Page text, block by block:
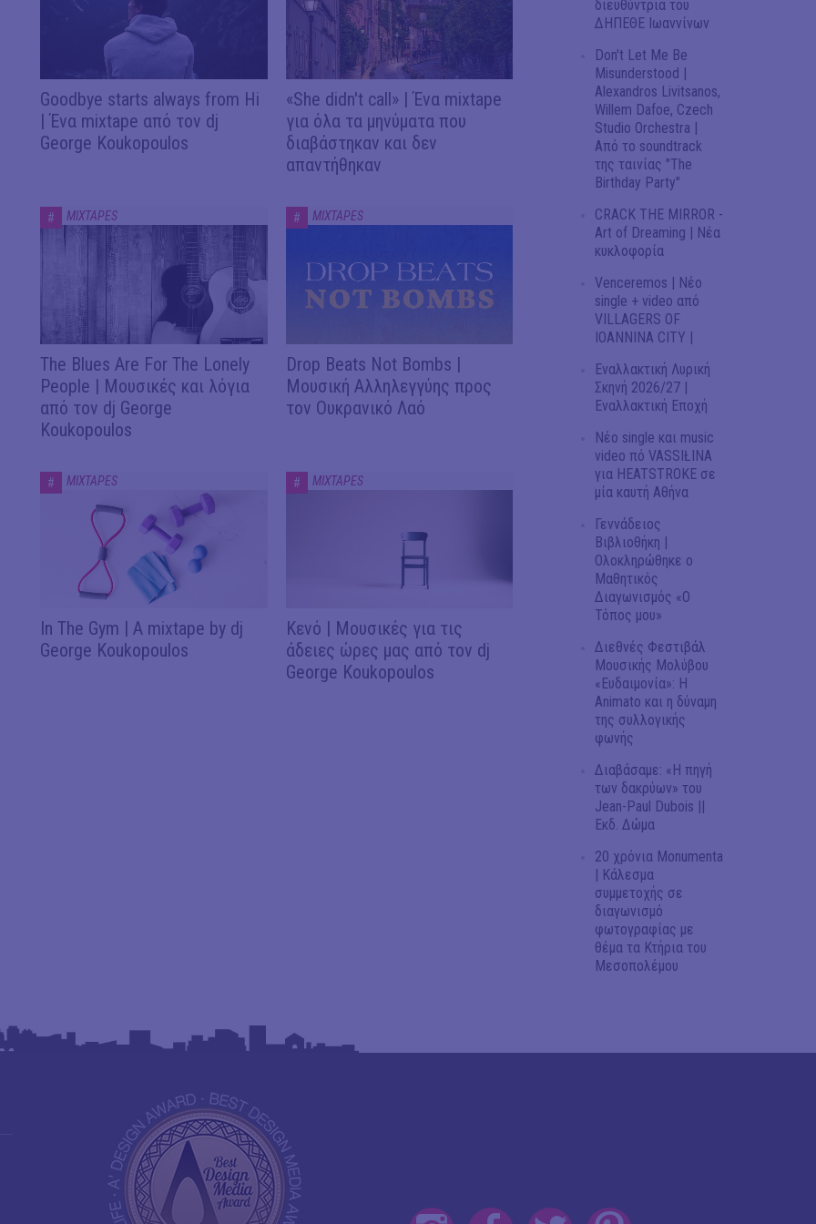
Goodbye starts always from Hi
| Ένα mixtape από τον dj
George Koukopoulos
«She didn't call» | Ένα mixtape
για όλα τα μηνύματα που
διαβάστηκαν και δεν
απαντήθηκαν
# MIXTAPES
The Blues Are For The Lonely
People | Μουσικές και λόγια
από τον dj George
Koukopoulos
# MIXTAPES
Drop Beats Not Bombs |
Μουσική Αλληλεγγύης προς
τον Ουκρανικό Λαό
# MIXTAPES
In The Gym | A mixtape by dj
George Koukopoulos
# MIXTAPES
Κενό | Μουσικές για τις
άδειες ώρες μας από τον dj
George Koukopoulos
διευθύντρια του
ΔΗΠΕΘΕ Ιωαννίνων
Don't Let Me Be
Misunderstood |
Alexandros Livitsanos,
Willem Dafoe, Czech
Studio Orchestra |
Από το soundtrack
της ταινίας "The
Birthday Party"
CRACK THE MIRROR -
Art of Dreaming | Νέα
κυκλοφορία
Venceremos | Νέο
single + video από
VILLAGERS OF
IOANNINA CITY |
Εναλλακτική Λυρική
Σκηνή 2026/27 |
Εναλλακτική Εποχή
Νέο single και music
video πό VASSIŁINA
για HEATSTROKE σε
μία καυτή Αθήνα
Γεννάδειος
Βιβλιοθήκη |
Ολοκληρώθηκε ο
Μαθητικός
Διαγωνισμός «Ο
Τόπος μου»
Διεθνές Φεστιβάλ
Μουσικής Μολύβου
«Ευδαιμονία»: Η
Animato και η δύναμη
της συλλογικής
φωνής
Διαβάσαμε: «Η πηγή
των δακρύων» του
Jean-Paul Dubois ||
Εκδ. Δώμα
20 χρόνια Monumenta
| Κάλεσμα
συμμετοχής σε
διαγωνισμό
φωτογραφίας με
θέμα τα Κτήρια του
Μεσοπολέμου